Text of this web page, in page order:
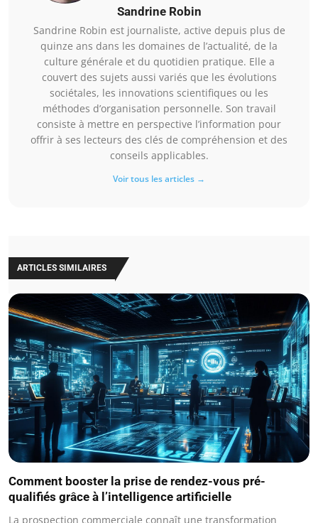
Sandrine Robin
Sandrine Robin est journaliste, active depuis plus de
quinze ans dans les domaines de l’actualité, de la
culture générale et du quotidien pratique. Elle a
couvert des sujets aussi variés que les évolutions
sociétales, les innovations scientifiques ou les
méthodes d’organisation personnelle. Son travail
consiste à mettre en perspective l’information pour
offrir à ses lecteurs des clés de compréhension et des
conseils applicables.
Voir tous les articles →
ARTICLES SIMILAIRES
Comment booster la prise de rendez-vous pré-
qualifiés grâce à l’intelligence artificielle
La prospection commerciale connaît une transformation